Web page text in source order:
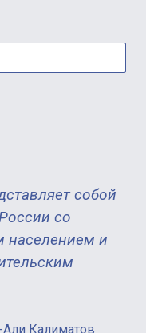
собой
со
населением и
Калиматов